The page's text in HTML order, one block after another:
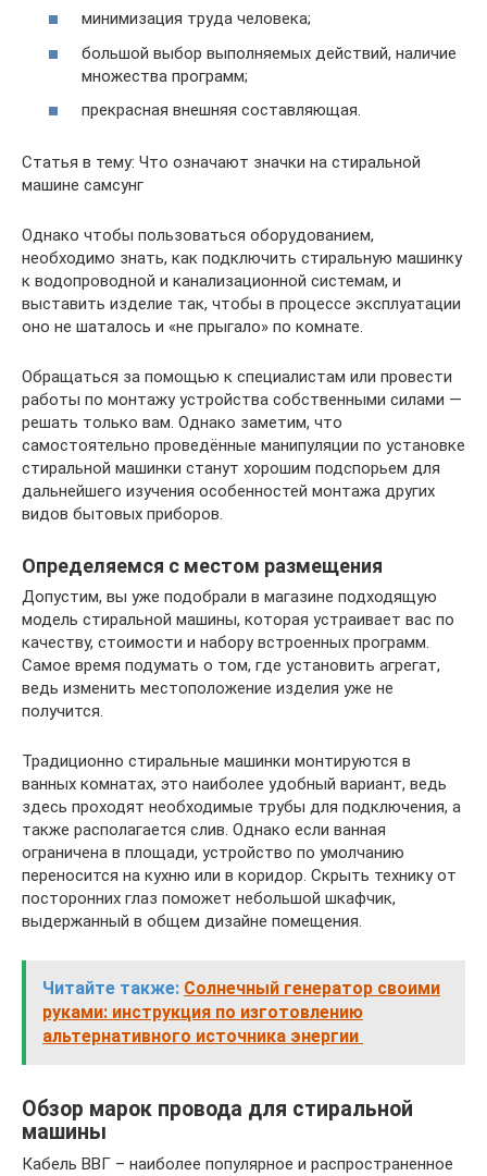
минимизация труда человека;
большой выбор выполняемых действий, наличие
множества программ;
прекрасная внешняя составляющая.
Статья в тему: Что означают значки на стиральной
машине самсунг
Однако чтобы пользоваться оборудованием,
необходимо знать, как подключить стиральную машинку
к водопроводной и канализационной системам, и
выставить изделие так, чтобы в процессе эксплуатации
оно не шаталось и «не прыгало» по комнате.
Обращаться за помощью к специалистам или провести
работы по монтажу устройства собственными силами —
решать только вам. Однако заметим, что
самостоятельно проведённые манипуляции по установке
стиральной машинки станут хорошим подспорьем для
дальнейшего изучения особенностей монтажа других
видов бытовых приборов.
Определяемся с местом размещения
Допустим, вы уже подобрали в магазине подходящую
модель стиральной машины, которая устраивает вас по
качеству, стоимости и набору встроенных программ.
Самое время подумать о том, где установить агрегат,
ведь изменить местоположение изделия уже не
получится.
Традиционно стиральные машинки монтируются в
ванных комнатах, это наиболее удобный вариант, ведь
здесь проходят необходимые трубы для подключения, а
также располагается слив. Однако если ванная
ограничена в площади, устройство по умолчанию
переносится на кухню или в коридор. Скрыть технику от
посторонних глаз поможет небольшой шкафчик,
выдержанный в общем дизайне помещения.
Читайте также: Солнечный генератор своими
руками: инструкция по изготовлению
альтернативного источника энергии
Обзор марок провода для стиральной
машины
Кабель ВВГ – наиболее популярное и распространенное